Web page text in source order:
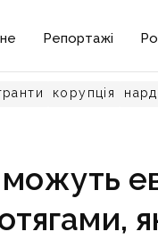
Репортажі
корупція